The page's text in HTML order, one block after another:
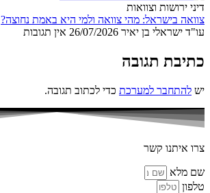
דיני ירושות וצוואות
צוואה בישראל: מהי צוואה ולמי היא באמת נחוצה?
עו"ד ישראלי בן יאיר 26/07/2026 אין תגובות
כתיבת תגובה
יש להתחבר למערכת כדי לכתוב תגובה.
צרו איתנו קשר
שם מלא
טלפון